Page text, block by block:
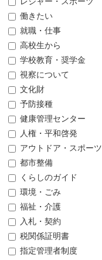
働きたい
就職・仕事
高校生から
学校教育・奨学金
視察について
文化財
予防接種
健康管理センター
人権・平和啓発
アウトドア・スポーツ
都市整備
くらしのガイド
環境・ごみ
福祉・介護
入札・契約
税関係証明書
指定管理者制度